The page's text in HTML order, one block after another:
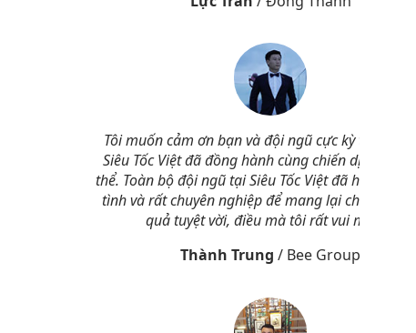
Tôi muốn cảm ơn bạn và đội ngũ cực kỳ tài năng
Siêu Tốc Việt đã đồng hành cùng chiến dịch SEO
thể. Toàn bộ đội ngũ tại Siêu Tốc Việt đã hỗ trợ tôi
tình và rất chuyên nghiệp để mang lại cho tôi
quả tuyệt vời, điều mà tôi rất vui mừng.
Thành Trung / Bee Group